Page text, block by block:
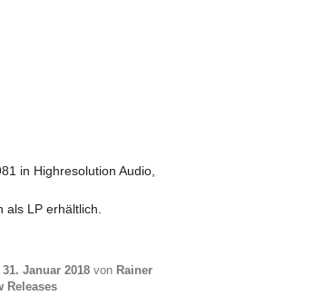
in Highresolution Audio,
LP erhältlich.
Januar 2018 von Rainer
Releases